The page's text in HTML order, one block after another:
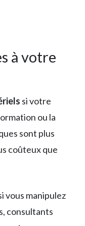
à votre
si votre
ou la
sont plus
coûteux que
vous manipulez
consultants